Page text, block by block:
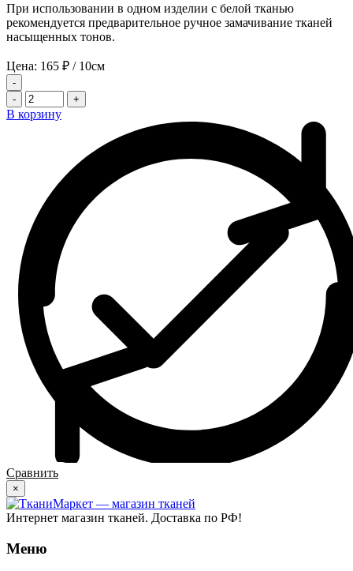
При использовании в одном изделии с белой тканью
рекомендуется предварительное ручное замачивание тканей
насыщенных тонов.
Цена: 165 ₽ / 10см
-
-
+
В корзину
Сравнить
×
Интернет магазин тканей. Доставка по РФ!
Меню